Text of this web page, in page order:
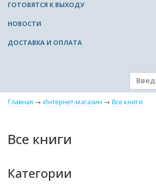
ГОТОВЯТСЯ К ВЫХОДУ
НОВОСТИ
ДОСТАВКА И ОПЛАТА
Главная → Интернет-магазин → Все книги
Все книги
Категории